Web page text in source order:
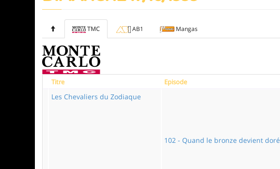
TMC AB1 Mangas
Titre Episode
Les Chevaliers du Zodiaque
102 - Quand le bronze devient doré